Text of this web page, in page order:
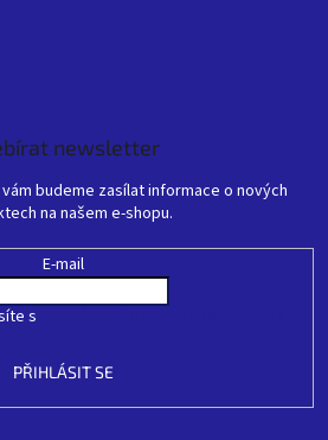
newsletter
budeme zasílat informace o nových
na našem e-shopu.
E-mail
s
PŘIHLÁSIT SE